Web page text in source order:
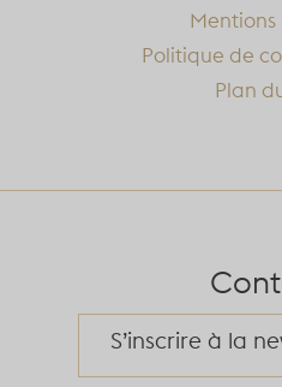
Mentions
Politique de
Plan
S’inscrire à la